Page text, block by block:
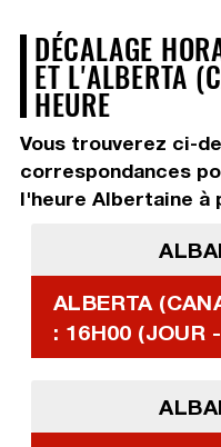
DÉCALAGE
ET L'ALBERTA
HEURE
Vous trouverez ci-
correspondances
l'heure Albertaine à
ALBERTA
: 16H00 (JOUR